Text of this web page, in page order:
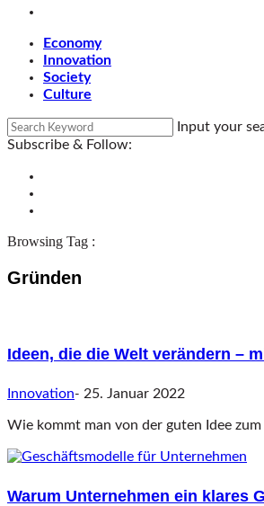
Economy
Innovation
Society
Culture
Input your
Subscribe & Follow:
Browsing Tag :
Gründen
Ideen, die die Welt verändern –
Innovation- 25. Januar 2022
Wie kommt man von der guten Idee
Warum Unternehmen ein klares